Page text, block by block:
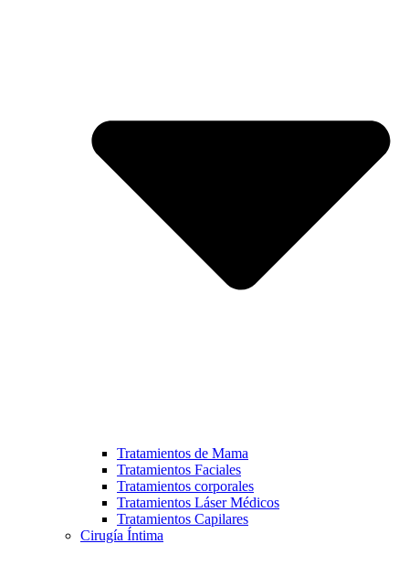
Tratamientos de Mama
Tratamientos Faciales
Tratamientos corporales
Tratamientos Láser Médicos
Tratamientos Capilares
Cirugía Íntima